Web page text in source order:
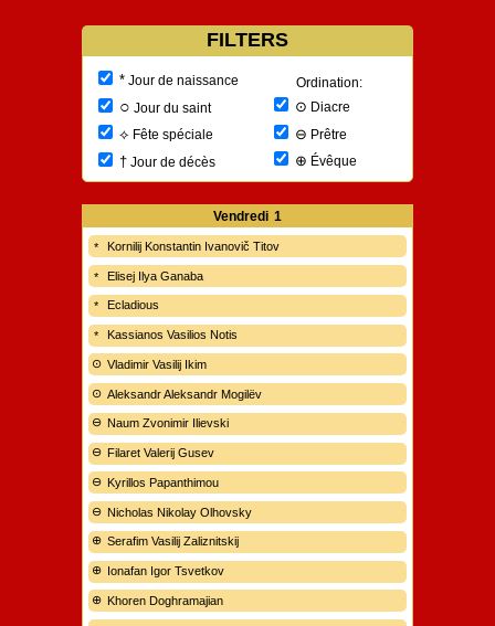
FILTERS
*Jour de naissance
○ Jour du saint
⟡ Fête spéciale
†Jour de décès
Ordination:
⊙ Diacre
⊖ Prêtre
⊕ Évêque
Vendredi 1
Kornilij Konstantin Ivanovič Titov
Elisej Ilya Ganaba
Ecladious
Kassianos Vasilios Notis
Vladimir Vasilij Ikim
Aleksandr Aleksandr Mogilëv
Naum Zvonimir Ilievski
Filaret Valerij Gusev
Kyrillos Papanthimou
Nicholas Nikolay Olhovsky
Serafim Vasilij Zaliznitskij
Ionafan Igor Tsvetkov
Khoren Doghramajian